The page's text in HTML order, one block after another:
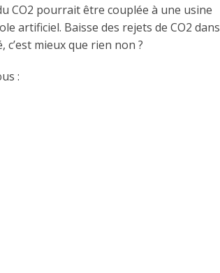
CO2 pourrait être couplée à une usine
artificiel. Baisse des rejets de CO2 dans
mieux que rien non ?
: